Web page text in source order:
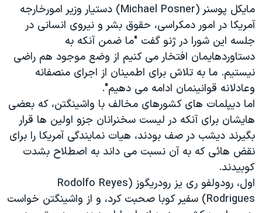
مايکل پوسنر (Michael Posner) دستيار وزير امورخارجه
آمريکا در امور دمکراسی، حقوق بشر و نيروی انسانی در
جلسه اين شورا در ژنو گفت "ما ضمن آنکه به
دستاوردهايمان افتخار می کنيم از وضع موجود هم راضی
نيستيم. ما به تلاش برای اطمينان از اجرای منصفانه
وعادلانه قوانينمان ادامه می دهيم".
اما ديپلمات های کشورهای مخالف با واشينگتن، که بعضی
هايشان برای آنکه در ليست سخنرانان جزو اولين ها قرار
بگيرند ديشب در صف بودند، هيات نمايندگی آمريکا را برای
نقض هائی که به آن نسبت می داند به اصطلاح بشدت
کوبيدند.
اول، رودولفو ری یز رودريگوز (Rodolfo Reyes
Rodrigues) سفير کوبا صحبت کرد، و از واشينگتن خواست